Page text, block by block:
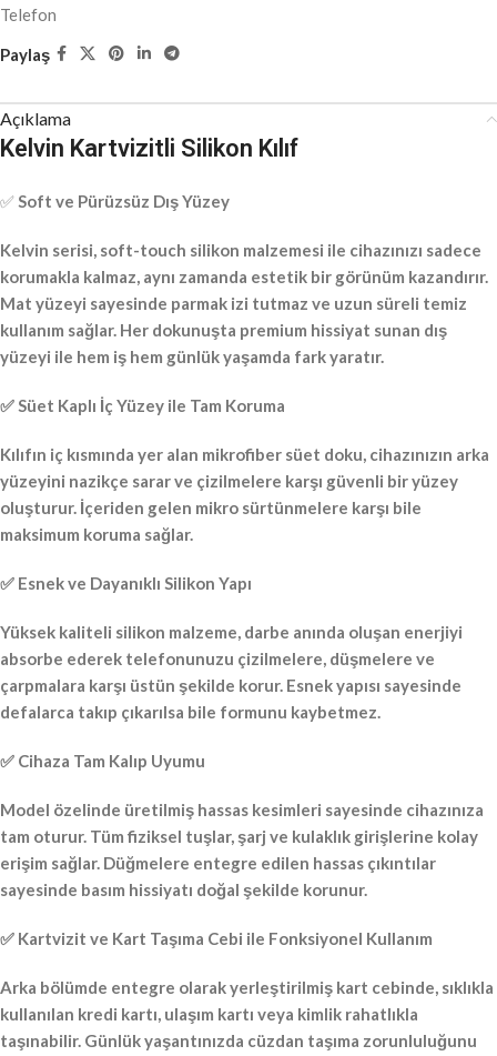
Telefon
Paylaş
Açıklama
Kelvin Kartvizitli Silikon Kılıf
✅Soft ve Pürüzsüz Dış Yüzey
Kelvin serisi, soft-touch silikon malzemesi ile cihazınızı sadece
korumakla kalmaz, aynı zamanda estetik bir görünüm kazandırır.
Mat yüzeyi sayesinde parmak izi tutmaz ve uzun süreli temiz
kullanım sağlar. Her dokunuşta premium hissiyat sunan dış
yüzeyi ile hem iş hem günlük yaşamda fark yaratır.
✅ Süet Kaplı İç Yüzey ile Tam Koruma
Kılıfın iç kısmında yer alan mikrofiber süet doku, cihazınızın arka
yüzeyini nazikçe sarar ve çizilmelere karşı güvenli bir yüzey
oluşturur. İçeriden gelen mikro sürtünmelere karşı bile
maksimum koruma sağlar.
✅ Esnek ve Dayanıklı Silikon Yapı
Yüksek kaliteli silikon malzeme, darbe anında oluşan enerjiyi
absorbe ederek telefonunuzu çizilmelere, düşmelere ve
çarpmalara karşı üstün şekilde korur. Esnek yapısı sayesinde
defalarca takıp çıkarılsa bile formunu kaybetmez.
✅ Cihaza Tam Kalıp Uyumu
Model özelinde üretilmiş hassas kesimleri sayesinde cihazınıza
tam oturur. Tüm fiziksel tuşlar, şarj ve kulaklık girişlerine kolay
erişim sağlar. Düğmelere entegre edilen hassas çıkıntılar
sayesinde basım hissiyatı doğal şekilde korunur.
✅ Kartvizit ve Kart Taşıma Cebi ile Fonksiyonel Kullanım
Arka bölümde entegre olarak yerleştirilmiş kart cebinde, sıklıkla
kullanılan kredi kartı, ulaşım kartı veya kimlik rahatlıkla
taşınabilir. Günlük yaşantınızda cüzdan taşıma zorunluluğunu